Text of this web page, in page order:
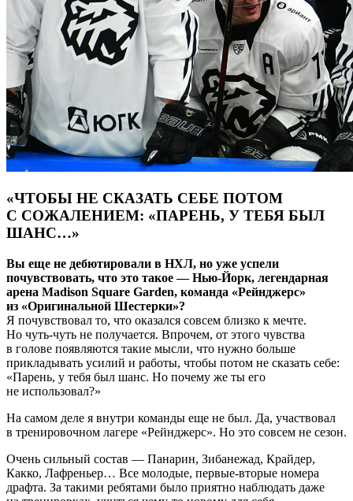
«ЧТОБЫ НЕ СКАЗАТЬ СЕБЕ ПОТОМ
С СОЖАЛЕНИЕМ: «ПАРЕНЬ, У ТЕБЯ БЫЛ
ШАНС…»
Вы еще не дебютировали в НХЛ, но уже успели
почувствовать, что это такое — Нью-Йорк, легендарная
арена Madison Square Garden, команда «Рейнджерс»
из «Оригинальной Шестерки»?
Я почувствовал то, что оказался совсем близко к мечте.
Но чуть-чуть не получается. Впрочем, от этого чувства
в голове появляются такие мысли, что нужно больше
прикладывать усилий и работы, чтобы потом не сказать себе:
«Парень, у тебя был шанс. Но почему же ты его
не использовал?»
На самом деле я внутри команды еще не был. Да, участвовал
в тренировочном лагере «Рейнджерс». Но это совсем не сезон.
Очень сильный состав — Панарин, Зибанежад, Крайдер,
Какко, Лафреньер… Все молодые, первые-вторые номера
драфта. За такими ребятами было приятно наблюдать даже